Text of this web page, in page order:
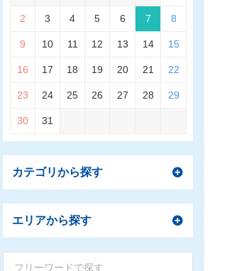
2 3 4 5 6 7 8
9 10 11 12 13 14 15
16 17 18 19 20 21 22
23 24 25 26 27 28 29
30 31
カテゴリから探す
エリアから探す